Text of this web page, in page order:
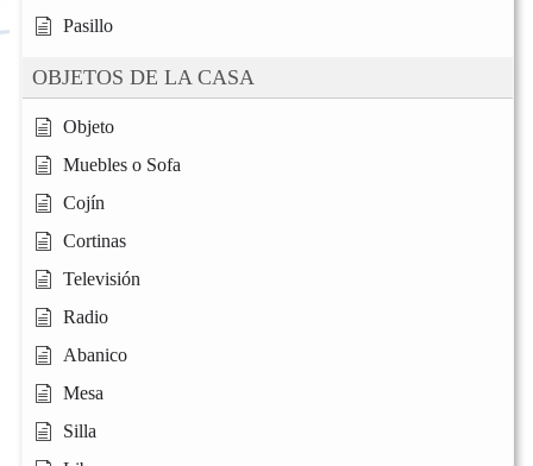
Pasillo
OBJETOS DE LA CASA
Objeto
Muebles o Sofa
Cojín
Cortinas
Televisión
Radio
Abanico
Mesa
Silla